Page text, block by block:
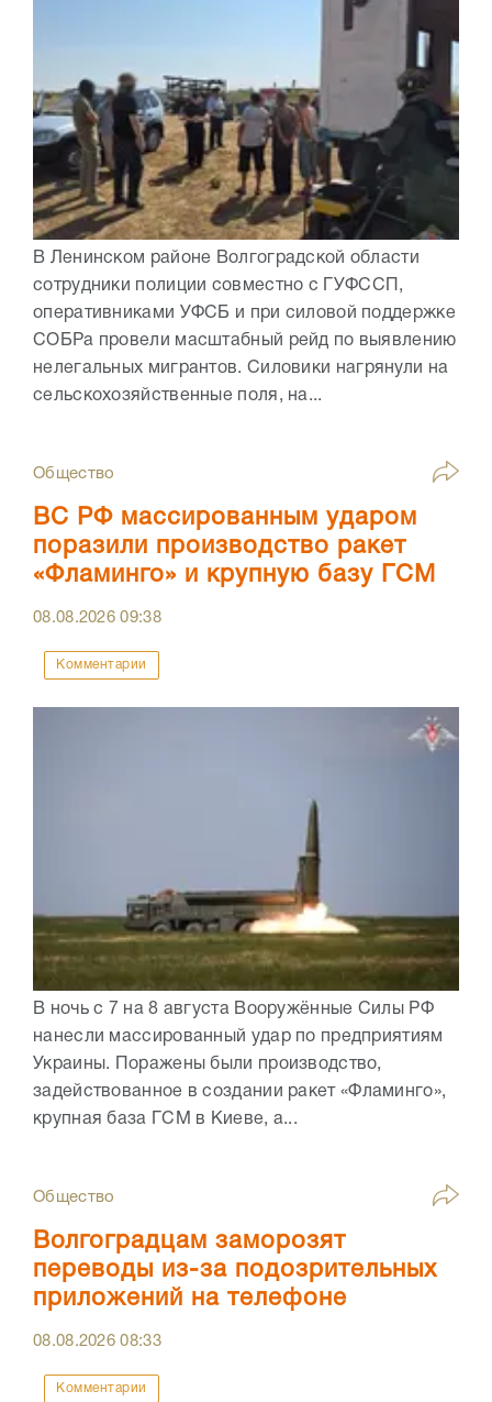
В Ленинском районе Волгоградской области
сотрудники полиции совместно с ГУФССП,
оперативниками УФСБ и при силовой поддержке
СОБРа провели масштабный рейд по выявлению
нелегальных мигрантов. Силовики нагрянули на
сельскохозяйственные поля, на...
Общество
ВС РФ массированным ударом
поразили производство ракет
«Фламинго» и крупную базу ГСМ
08.08.202609:38
Комментарии
В ночь с 7 на 8 августа Вооружённые Силы РФ
нанесли массированный удар по предприятиям
Украины. Поражены были производство,
задействованное в создании ракет «Фламинго»,
крупная база ГСМ в Киеве, а...
Общество
Волгоградцам заморозят
переводы из-за подозрительных
приложений на телефоне
08.08.202608:33
Комментарии